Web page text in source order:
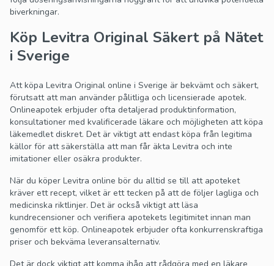
biverkningar.
Köp Levitra Original Säkert på Nätet
i Sverige
Att köpa Levitra Original online i Sverige är bekvämt och säkert,
förutsatt att man använder pålitliga och licensierade apotek.
Onlineapotek erbjuder ofta detaljerad produktinformation,
konsultationer med kvalificerade läkare och möjligheten att köpa
läkemedlet diskret. Det är viktigt att endast köpa från legitima
källor för att säkerställa att man får äkta Levitra och inte
imitationer eller osäkra produkter.
När du köper Levitra online bör du alltid se till att apoteket
kräver ett recept, vilket är ett tecken på att de följer lagliga och
medicinska riktlinjer. Det är också viktigt att läsa
kundrecensioner och verifiera apotekets legitimitet innan man
genomför ett köp. Onlineapotek erbjuder ofta konkurrenskraftiga
priser och bekväma leveransalternativ.